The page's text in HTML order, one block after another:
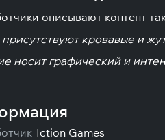
описывают контент
кровавые и
носит графический и
Iction Games